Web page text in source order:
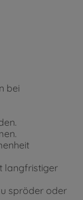
bei
langfristiger
spröder oder